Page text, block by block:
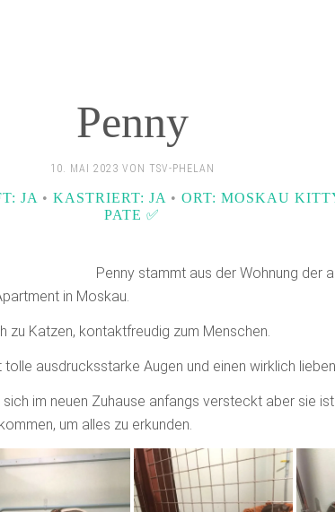
Penny
10. MAI 2023 VON TSV-PHELAN
JA • KASTRIERT: JA • ORT: MOSKAU
PATE ✅️
Penny stammt aus der Wohnung der
in Moskau.
zu Katzen, kontaktfreudig zum Menschen.
ausdrucksstarke Augen und einen wirklich
sich im neuen Zuhause anfangs versteckt aber sie
um alles zu erkunden.